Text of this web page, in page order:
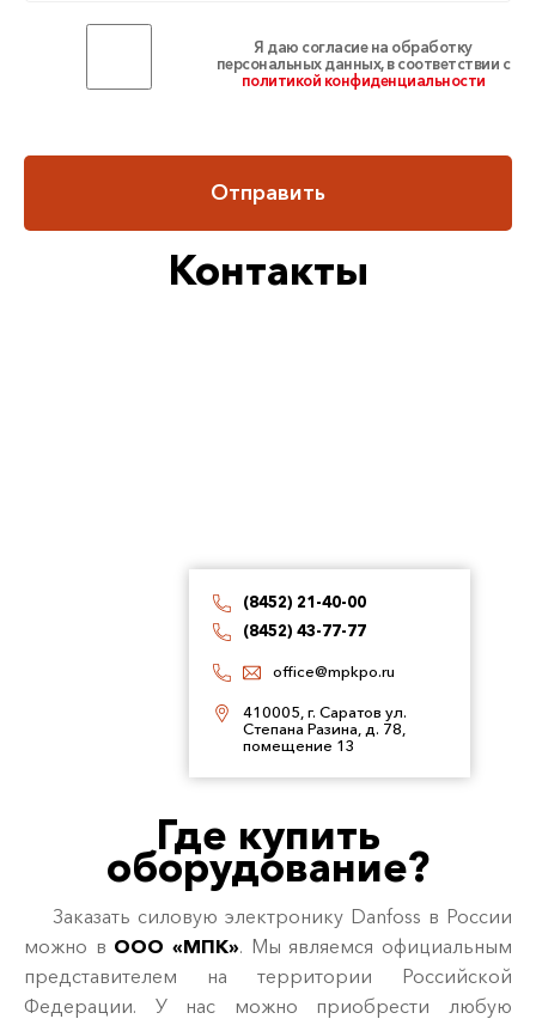
Я даю согласие на обработку
персональных данных, в соответствии с
политикой конфиденциальности
Отправить
Контакты
(8452) 21-40-00
(8452) 43-77-77
office@mpkpo.ru
410005, г. Саратов ул.
Степана Разина, д. 78,
помещение 13
Где купить
оборудование?
Заказать силовую электронику Danfoss в России
можно в ООО «МПК». Мы являемся официальным
представителем на территории Российской
Федерации. У нас можно приобрести любую